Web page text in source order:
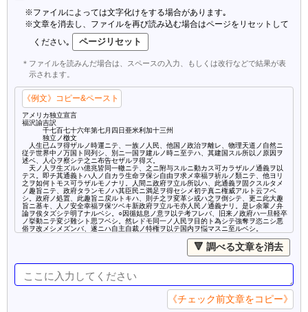
※ファイルによっては文字化けをする場合があります｡
※文章を消去し、ファイルを再び読み込む場合はページをリセットして
ください｡
＊ファイルを読みんだ場合は、スペースの入力、もしくは改行などで結果が表
示されます。
《例文》コピー&ペースト
アメリカ独立宣言
福沢諭吉訳
千七百七十六年第七月四日亜米利加十三州
独立ノ檄文
人生已ムヲ得ザルノ時運ニテ、一族ノ人民、他国ノ政治ヲ離レ、物理天道ノ自然ニ
従テ世界中ノ万国ト同列シ、別ニ一国ヲ建ルノ時ニ至テハ、其建国スル所以ノ原因ヲ
述ベ、人心ヲ察シテ之ニ布告セザルヲ得ズ。
天ノ人ヲ生ズルハ億兆皆同一轍ニテ、之ニ附与スルニ動カス可カラザルノ通義ヲ以
テス。即チ其通義トハ人ノ自カラ生命ヲ保シ自由ヲ求メ幸福ヲ祈ルノ類ニテ、他ヨリ
之ヲ如何トモス可ラザルモノナリ。人間ニ政府ヲ立ル所以ハ、此通義ヲ固クスルタメ
ノ趣旨ニテ、政府タランモノハ其臣民ニ満足ヲ得セシメ初テ真ニ権威アルト云フベ
シ。政府ノ処置、此趣旨ニ戻ルトキハ、則チ之ヲ変革シ或ハ之ヲ倒シテ、更ニ此大趣
旨ニ基キ、人ノ安全幸福ヲ保ツベキ新政府ヲ立ルモ亦人民ノ通義ナリ。是レ余輩ノ弁
論ヲ俟タズシテ明了ナルベシ。○因循姑息ノ意ヲ以テ考フレバ、旧来ノ政府ハ一旦軽卒
ノ挙動ニテ変ジ難シト思フベシ。然レドモ同一ノ人民ヲ目的ト為シテ強奪ヲ恣ニシ悪
俗ヲ改メシメズンバ、遂ニハ自主自裁ノ特権ヲ以テ国内ヲ悩マスニ至ルベシ。
《チェック前文章をコピー》